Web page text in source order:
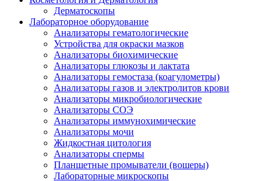
Дерматоскопы
Лабораторное оборудование
Анализаторы гематологические
Устройства для окраски мазков
Анализаторы биохимические
Анализаторы глюкозы и лактата
Анализаторы гемостаза (коагулометры)
Анализаторы газов и электролитов крови
Анализаторы микробиологические
Анализаторы СОЭ
Анализаторы иммунохимические
Анализаторы мочи
Жидкостная цитология
Анализаторы спермы
Планшетные промыватели (вошеры)
Лабораторные микроскопы